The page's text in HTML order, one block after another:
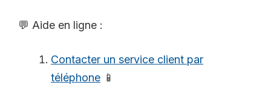
💬 Aide en ligne :
Contacter un service client par
téléphone 📱